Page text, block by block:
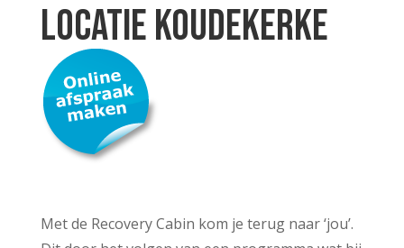
LOCATIE koudekerke
Met de Recovery Cabin kom je terug naar ‘jou’.